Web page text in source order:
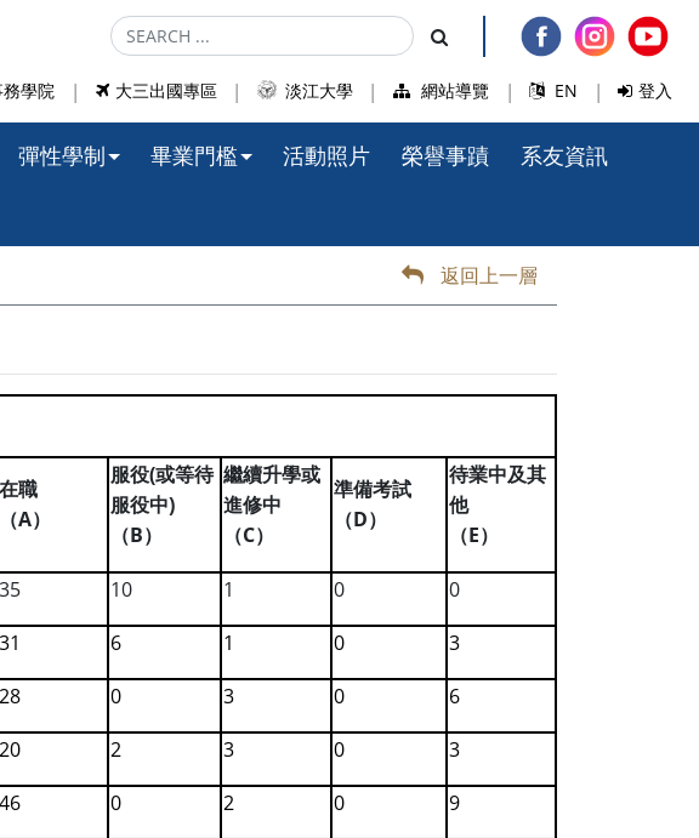
學院 大三出國專區 淡江大學 網站導覽 EN 登入
彈性學制 畢業門檻 活動照片 榮譽事蹟
系友資訊
返回上一層
在職
（A）
服役(或等待
服役中)
（B）
繼續升學或
進修中
（C）
準備考試
（D）
待業中及其
他
（E）
35 10 1 0
0
31 6 1 0
3
28 0 3 0
6
20 2 3 0
3
46 0 2 0
9